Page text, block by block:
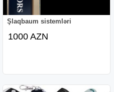
Şlaqbaum sistemləri
1000 AZN